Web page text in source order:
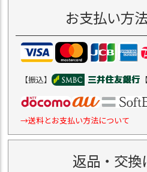
お支払い方
【振込】
→送料とお支払い方法について
返品・交換